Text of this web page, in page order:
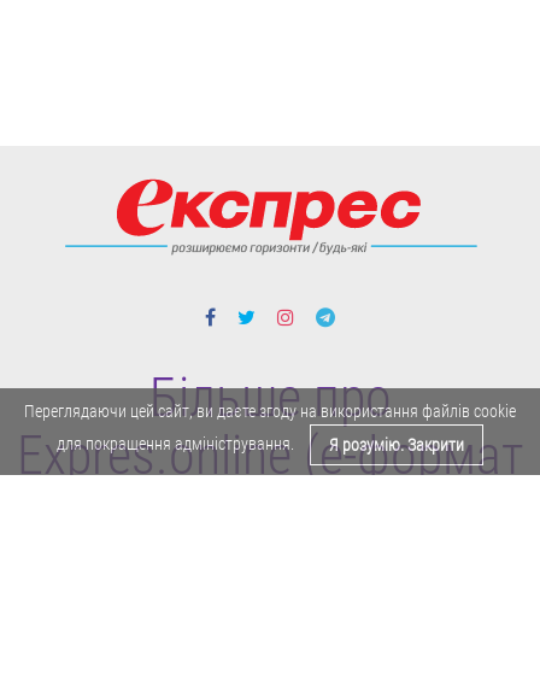
Більше про
Expres.online (e-формат
Переглядаючи цей сайт, ви даєте згоду на використання файлів cookie
для покращення адміністрування.
Я розумію. Закрити